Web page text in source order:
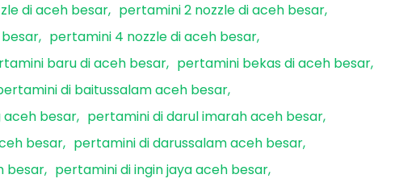
di aceh besar
pertamini 2 nozzle di aceh besar
pertamini 4 nozzle di aceh besar
baru di aceh besar
pertamini bekas di aceh besar
di baitussalam aceh besar
besar
pertamini di darul imarah aceh besar
besar
pertamini di darussalam aceh besar
besar
pertamini di ingin jaya aceh besar